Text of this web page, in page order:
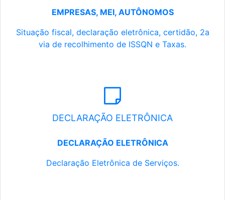
EMPRESAS, MEI, AUTÔNOMOS
Situação fiscal, declaração eletrônica, certidão, 2a
via de recolhimento de ISSQN e Taxas.
DECLARAÇÃO ELETRÔNICA
DECLARAÇÃO ELETRÔNICA
Declaração Eletrônica de Serviços.